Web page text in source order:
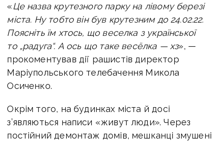
«Це назва крутезного парку на лівому березі
міста. Ну тобто він був крутезним до 24.02.22.
Поясніть їм хтось, що веселка з української
то „радуга“. А ось що таке весёлка — хз», —
прокоментував дії рашистів директор
Маріупольського телебачення Микола
Осиченко.
Окрім того, на будинках міста й досі
з’являються написи «живут люди». Через
постійний демонтаж домів, мешканці змушені